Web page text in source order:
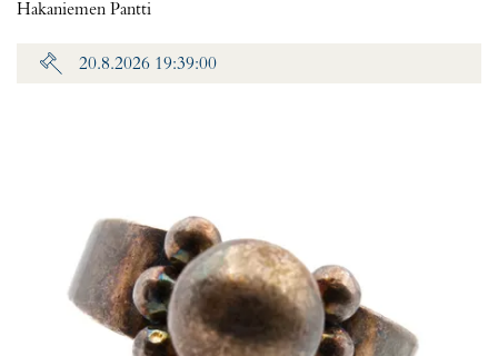
Hakaniemen Pantti
20.8.2026 19:39:00